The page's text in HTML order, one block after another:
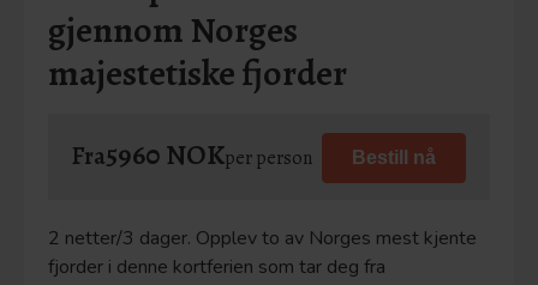
gjennom Norges
majestetiske fjorder
Fra5960 NOKper person Bestill nå
2 netter/3 dager. Opplev to av Norges mest kjente
fjorder i denne kortferien som tar deg fra